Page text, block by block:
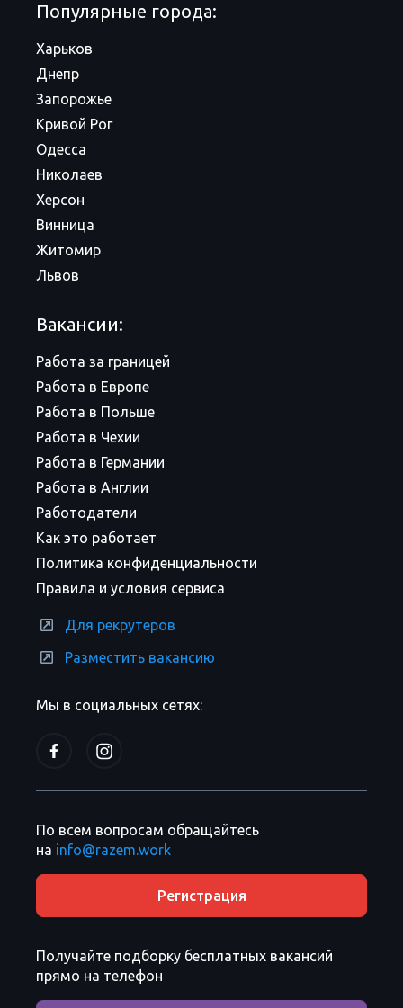
Мы в социальных сетях:
Популярные города:
Харьков
Днепр
Запорожье
Кривой Рог
Одесса
Николаев
Херсон
Винница
Житомир
Львов
Вакансии:
Работа за границей
Работа в Европе
Работа в Польше
Работа в Чехии
Работа в Германии
Работа в Англии
Работодатели
Как это работает
Политика конфиденциальности
Правила и условия сервиса
Для рекрутеров
Разместить вакансию
По всем вопросам обращайтесь
на info@razem.work
Регистрация
Получайте подборку бесплатных вакансий
прямо на телефон